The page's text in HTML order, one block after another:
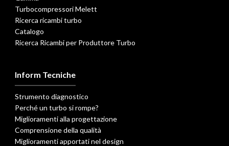
Turbocompressori Melett
Ricerca ricambi turbo
Catalogo
Ricerca Ricambi per Produttore Turbo
Inform Tecniche
Strumento diagnostico
Perché un turbo si rompe?
Miglioramenti alla progettazione
Comprensione della qualità
Miglioramenti apportati nel design